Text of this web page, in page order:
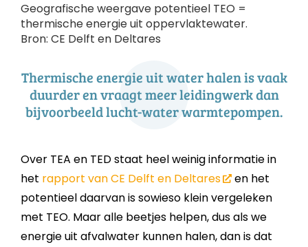
Geografische weergave potentieel TEO =
thermische energie uit oppervlaktewater.
Bron: CE Delft en Deltares
Thermische energie uit water halen is vaak
duurder en vraagt meer leidingwerk dan
bijvoorbeeld lucht-water warmtepompen.
Over TEA en TED staat heel weinig informatie in
het rapport van CE Delft en Deltares
en het
potentieel daarvan is sowieso klein vergeleken
met TEO. Maar alle beetjes helpen, dus als we
energie uit afval­water kunnen halen, dan is dat